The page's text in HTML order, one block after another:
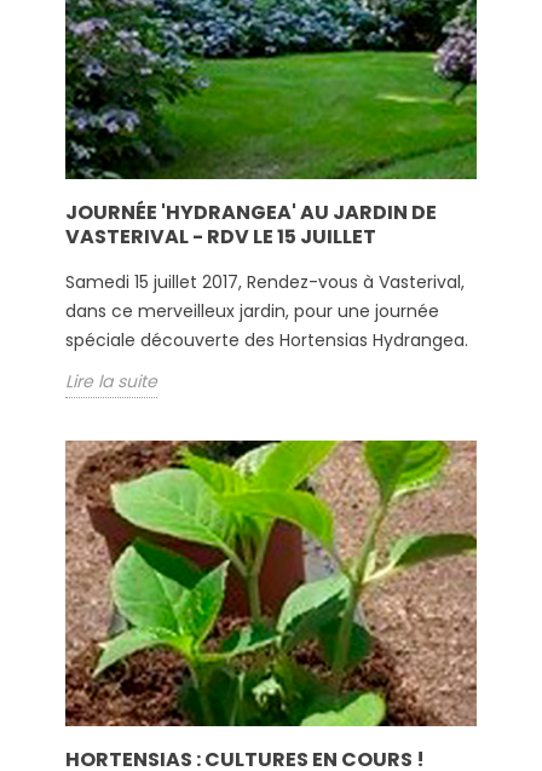
JOURNÉE 'HYDRANGEA' AU JARDIN DE
VASTERIVAL - RDV LE 15 JUILLET
Samedi 15 juillet 2017, Rendez-vous à Vasterival,
dans ce merveilleux jardin, pour une journée
spéciale découverte des Hortensias Hydrangea.
Lire la suite
HORTENSIAS : CULTURES EN COURS !